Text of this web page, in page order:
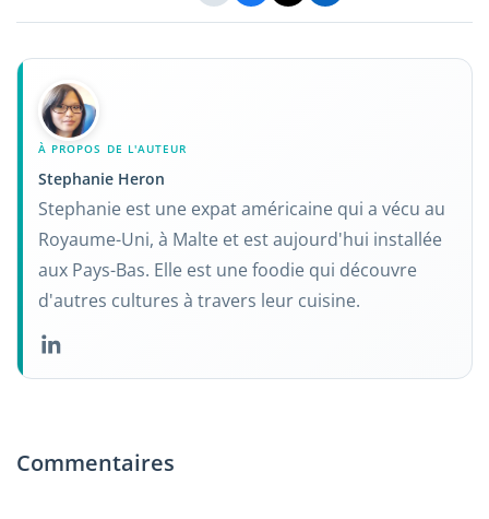
À PROPOS DE L'AUTEUR
Stephanie Heron
Stephanie est une expat américaine qui a vécu au
Royaume-Uni, à Malte et est aujourd'hui installée
aux Pays-Bas. Elle est une foodie qui découvre
d'autres cultures à travers leur cuisine.
Commentaires